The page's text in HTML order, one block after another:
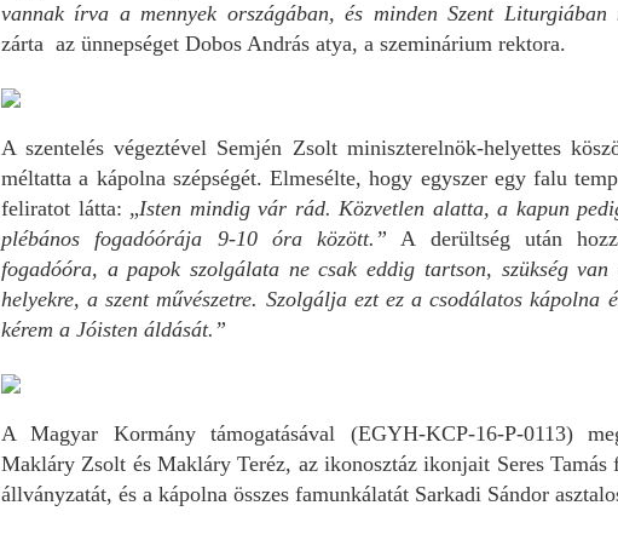
vannak írva a mennyek országában, és minden Szent Liturgiában
zárta az ünnepséget Dobos András atya, a szeminárium rektora.
A szentelés végeztével Semjén Zsolt miniszterelnök-helyettes
méltatta a kápolna szépségét. Elmesélte, hogy egyszer egy falu
feliratot látta: „Isten mindig vár rád. Közvetlen alatta, a kapun
plébános fogadóórája 9-10 óra között.” A derültség után
fogadóóra, a papok szolgálata ne csak eddig tartson, szükség van
helyekre, a szent művészetre. Szolgálja ezt ez a csodálatos kápolna
kérem a Jóisten áldását.”
A Magyar Kormány támogatásával (EGYH-KCP-16-P-0113)
Makláry Zsolt és Makláry Teréz, az ikonosztáz ikonjait Seres Tamás
állványzatát, és a kápolna összes famunkálatát Sarkadi Sándor